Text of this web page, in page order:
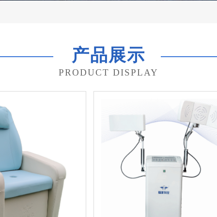
产品展示
PRODUCT DISPLAY